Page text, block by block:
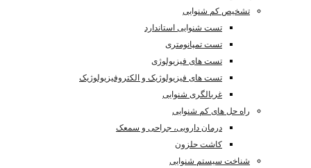
تشخیص کم شنوایی
تست شنوایی استاندارد
تست تمپانومتری
تست های فیزیولوژی
تست های فیزیولوژیک و الکتروفیزیولوژیک
غربالگری شنوایی
راه حل های کم شنوایی
درمان دارویی، جراحی و سمعک
کاشت حلزون
شناخت سیستم شنوایی